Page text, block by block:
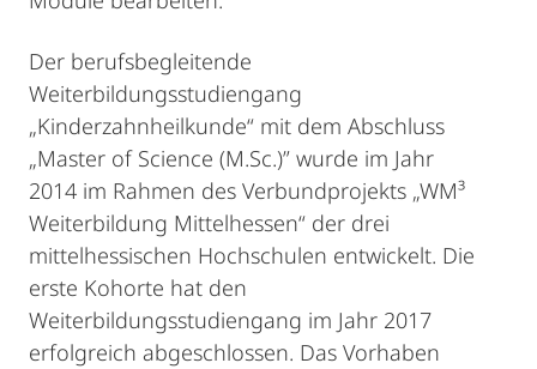
Der berufsbegleitende
Weiterbildungsstudiengang
„Kinderzahnheilkunde“ mit dem Abschluss
„Master of Science (M.Sc.)” wurde im Jahr
2014 im Rahmen des Verbundprojekts „WM³
Weiterbildung Mittelhessen“ der drei
mittelhessischen Hochschulen entwickelt. Die
erste Kohorte hat den
Weiterbildungsstudiengang im Jahr 2017
erfolgreich abgeschlossen. Das Vorhaben